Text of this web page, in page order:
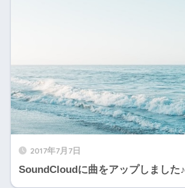
2017年7月7日
SoundCloudに曲をアップしました♪